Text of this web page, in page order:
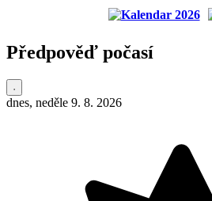
Předpověď počasí
dnes, neděle 9. 8. 2026